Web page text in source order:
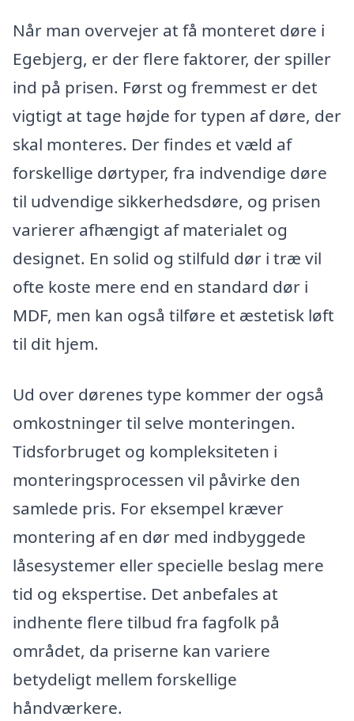
Når man overvejer at få monteret døre i
Egebjerg, er der flere faktorer, der spiller
ind på prisen. Først og fremmest er det
vigtigt at tage højde for typen af døre, der
skal monteres. Der findes et væld af
forskellige dørtyper, fra indvendige døre
til udvendige sikkerhedsdøre, og prisen
varierer afhængigt af materialet og
designet. En solid og stilfuld dør i træ vil
ofte koste mere end en standard dør i
MDF, men kan også tilføre et æstetisk løft
til dit hjem.
Ud over dørenes type kommer der også
omkostninger til selve monteringen.
Tidsforbruget og kompleksiteten i
monteringsprocessen vil påvirke den
samlede pris. For eksempel kræver
montering af en dør med indbyggede
låsesystemer eller specielle beslag mere
tid og ekspertise. Det anbefales at
indhente flere tilbud fra fagfolk på
området, da priserne kan variere
betydeligt mellem forskellige
håndværkere.